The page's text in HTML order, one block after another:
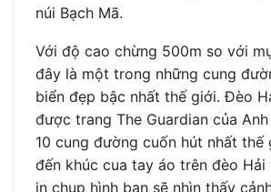
núi Bạch Mã.
Với độ cao chừng 500m so với
đây là một trong những cung
biển đẹp bậc nhất thế giới. Đèo
được trang The Guardian của
10 cung đường cuốn hút nhất thế
đến khúc cua tay áo trên đèo Hải
in chụp hình bạn sẽ nhìn thấy